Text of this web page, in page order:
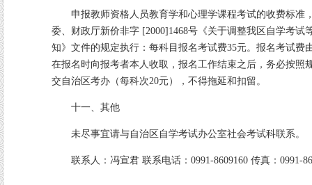
申报教师资格人员教育学和心理学课程考试的收费标准
委、财政厅新价非字 [2000]1468号《关于调整我区自学考试
知》文件的规定执行：每科目报名考试费35元。报名考试费
在报名时向报考者本人收取，报名工作结束之后，务必按照
交自治区考办（每科次20元），不得拖延和扣留。
十一、其他
未尽事宜请与自治区自学考试办公室社会考试科联系。
联系人：冯宣君 联系电话：0991-8609160 传真：0991-